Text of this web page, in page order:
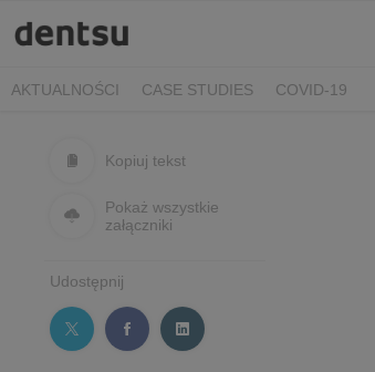
AKTUALNOŚCI CASE STUDIES COVID-19
Kopiuj tekst
Pokaż wszystkie
załączniki
Udostępnij